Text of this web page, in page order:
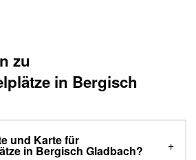
zu
in Bergisch
und Karte für
in Bergisch Gladbach?